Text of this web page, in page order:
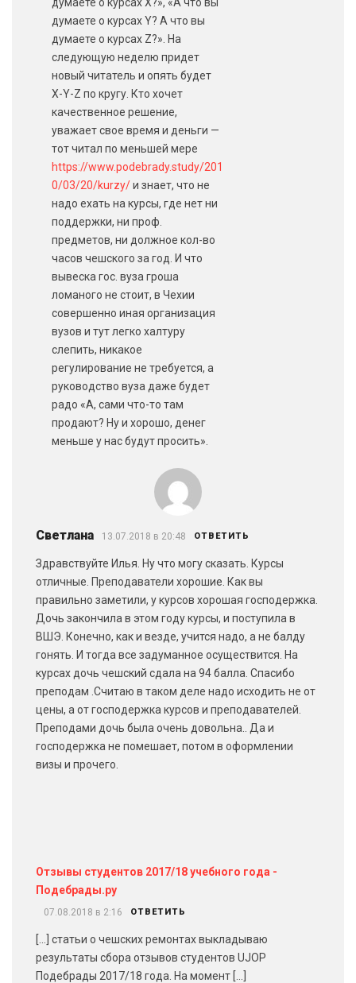
думаете о курсах Х?», «А что вы
думаете о курсах Y? А что вы
думаете о курсах Z?». На
следующую неделю придет
новый читатель и опять будет
X-Y-Z по кругу. Кто хочет
качественное решение,
уважает свое время и деньги —
тот читал по меньшей мере
https://www.podebrady.study/201
0/03/20/kurzy/и знает, что не
надо ехать на курсы, где нет ни
поддержки, ни проф.
предметов, ни должное кол-во
часов чешского за год. И что
вывеска гос. вуза гроша
ломаного не стоит, в Чехии
совершенно иная организация
вузов и тут легко халтуру
слепить, никакое
регулирование не требуется, а
руководство вуза даже будет
радо «А, сами что-то там
продают? Ну и хорошо, денег
меньше у нас будут просить».
Светлана 13.07.2018 в 20:48 ОТВЕТИТЬ
Здравствуйте Илья. Ну что могу сказать. Курсы
отличные. Преподаватели хорошие. Как вы
правильно заметили, у курсов хорошая господержка.
Дочь закончила в этом году курсы, и поступила в
ВШЭ. Конечно, как и везде, учится надо, а не балду
гонять. И тогда все задуманное осуществится. На
курсах дочь чешский сдала на 94 балла. Спасибо
преподам .Считаю в таком деле надо исходить не от
цены, а от господержка курсов и преподавателей.
Преподами дочь была очень довольна.. Да и
господержка не помешает, потом в оформлении
визы и прочего.
Отзывы студентов 2017/18 учебного года -
Подебрады.ру
07.08.2018 в 2:16 ОТВЕТИТЬ
[…] статьи о чешских ремонтах выкладываю
результаты сбора отзывов студентов UJOP
Подебрады 2017/18 года. На момент […]